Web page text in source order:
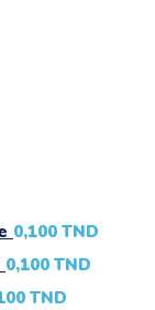
0,100 TND
0,100 TND
TND